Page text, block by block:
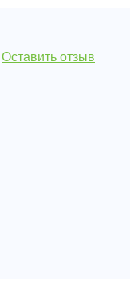
Оставить отзыв